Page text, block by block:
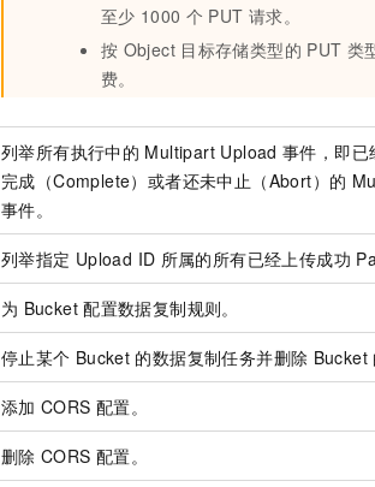
至少 1000 个 PUT 请求。
按 Object 目标存储类型的 PUT 类
费。
列举所有执行中的 Multipart Upload 事件，即已
完成（Complete）或者还未中止（Abort）的
事件。
列举指定 Upload ID 所属的所有已经上传成功
为 Bucket 配置数据复制规则。
停止某个 Bucket 的数据复制任务并删除 Bucket
添加 CORS 配置。
删除 CORS 配置。